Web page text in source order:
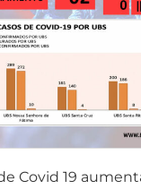
Covid 19